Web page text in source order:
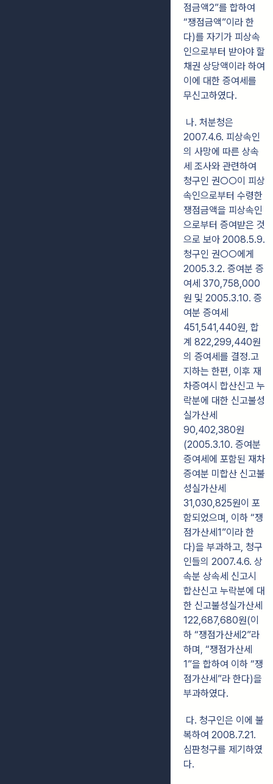
점금액2”를 합하여
“쟁점금액”이라 한
다)를 자기가 피상속
인으로부터 받아야 할
채권 상당액이라 하여
이에 대한 증여세를
무신고하였다.
나. 처분청은
2007.4.6. 피상속인
의 사망에 따른 상속
세 조사와 관련하여
청구인 권○○이 피상
속인으로부터 수령한
쟁점금액을 피상속인
으로부터 증여받은 것
으로 보아 2008.5.9.
청구인 권○○에게
2005.3.2. 증여분 증
여세 370,758,000
원 및 2005.3.10. 증
여분 증여세
451,541,440원, 합
계 822,299,440원
의 증여세를 결정․고
지하는 한편, 이후 재
차증여시 합산신고 누
락분에 대한 신고불성
실가산세
90,402,380원
(2005.3.10. 증여분
증여세에 포함된 재차
증여분 미합산 신고불
성실가산세
31,030,825원이 포
함되었으며, 이하 “쟁
점가산세1”이라 한
다)을 부과하고, 청구
인들의 2007.4.6. 상
속분 상속세 신고시
합산신고 누락분에 대
한 신고불성실가산세
122,687,680원(이
하 “쟁점가산세2”라
하며, “쟁점가산세
1”을 합하여 이하 “쟁
점가산세”라 한다)을
부과하였다.
다. 청구인은 이에 불
복하여 2008.7.21.
심판청구를 제기하였
다.